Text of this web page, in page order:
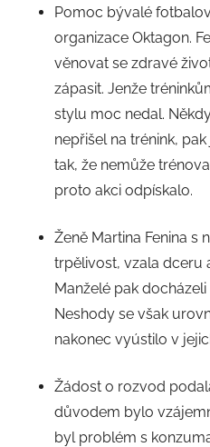
Pomoc bývalé
organizace Oktagon.
věnovat se zdravé
zápasit. Jenže
stylu moc nedal.
nepřišel na trénink,
tak, že nemůže
proto akci odpískalo.
Ženě Martina Fenina s
trpělivost, vzala dceru
Manželé pak
Neshody se však
nakonec vyústilo v
Žádost o rozvod
důvodem bylo
byl problém s